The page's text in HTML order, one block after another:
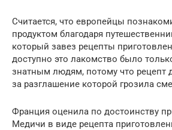
Считается, что европейцы
продуктом благодаря
который завез рецепты
доступно это лакомство было
знатным людям, потому что рецепт
за разглашение которой грозила
Франция оценила по достоинству
Медичи в виде рецепта